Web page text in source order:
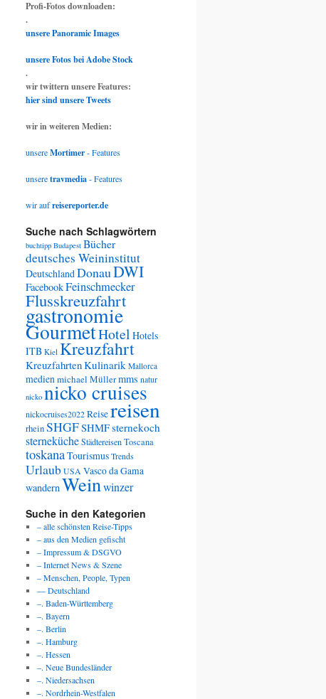
Profi-Fotos downloaden:
.
unsere Panoramic Images
unsere Fotos bei Adobe Stock
.
wir twittern unsere Features:
hier sind unsere Tweets
wir in weiteren Medien:
unsereMortimer- Features
unseretravmedia- Features
wir aufreisereporter.de
Suche nach Schlagwörtern
buchtipp Budapest Bücher
deutsches Weininstitut
DeutschlandDonauDWI
FacebookFeinschmecker
Flusskreuzfahrt
gastronomie
GourmetHotel Hotels
ITB Kiel Kreuzfahrt
KreuzfahrtenKulinarik Mallorca
medienmichael Müllermms natur
nicko nicko cruises
nickocruises2022Reisereisen
rheinSHGFSHMFsternekoch
sternekücheStädtereisenToscana
toskanaTourismus Trends
Urlaub USA Vasco da Gama
wandernWeinwinzer
Suche in den Kategorien
– alle schönsten Reise-Tipps
– aus den Medien gefischt
– Impressum & DSGVO
– Internet News & Szene
– Menschen, People, Typen
— Deutschland
–. Baden-Württemberg
–. Bayern
–. Berlin
–. Hamburg
–. Hessen
–. Neue Bundesländer
–. Niedersachsen
–. Nordrhein-Westfalen